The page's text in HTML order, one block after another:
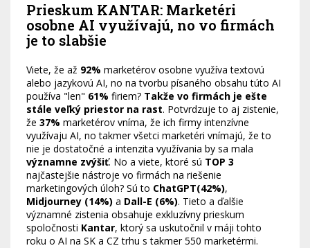
Prieskum KANTAR: Marketéri
osobne AI využívajú, no vo firmách
je to slabšie
Viete, že až 92% marketérov osobne využíva textovú
alebo jazykovú AI, no na tvorbu písaného obsahu túto AI
používa "len" 61% firiem? Takže vo firmách je ešte
stále veľký priestor na rast. Potvrdzuje to aj zistenie,
že 37% marketérov vníma, že ich firmy intenzívne
využívaju AI, no takmer všetci marketéri vnímajú, že to
nie je dostatočné a intenzita využívania by sa mala
významne zvýšiť. No a viete, ktoré sú TOP 3
najčastejšie nástroje vo firmách na riešenie
marketingových úloh? Sú to ChatGPT(42%),
Midjourney (14%) a Dall-E (6%). Tieto a ďalšie
významné zistenia obsahuje exkluzívny prieskum
spoločnosti Kantar, ktorý sa uskutočnil v máji tohto
roku o AI na SK a CZ trhu s takmer 550 marketérmi.